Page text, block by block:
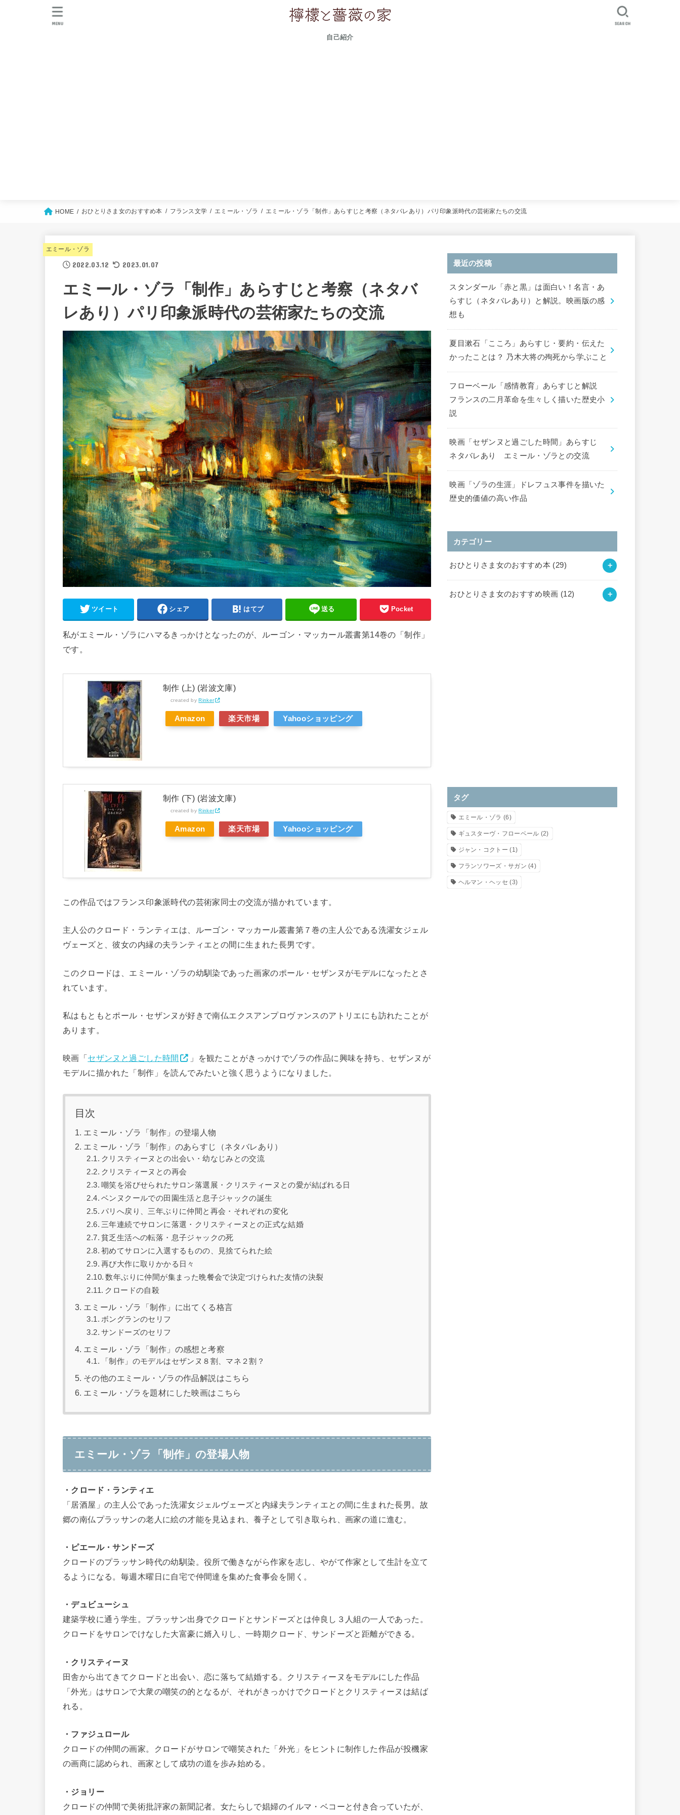
自己紹介
SEARCH
MENU
HOME おひとりさま女のおすすめ本 フランス文学 エミール・ゾラ エミール・ゾラ「制作」あらすじと考察（ネタバレあり）パリ印象派時代の芸術家たちの交流
エミール・ゾラ
2022.03.12 2023.01.07
エミール・ゾラ「制作」あらすじと考察（ネタバ
レあり）パリ印象派時代の芸術家たちの交流
ツイート シェア はてブ 送る Pocket
私がエミール・ゾラにハマるきっかけとなったのが、ルーゴン・マッカール叢書第14巻の「制作」
です。
制作 (上) (岩波文庫)
created by Rinker
Amazon 楽天市場 Yahooショッピング
制作 (下) (岩波文庫)
created byRinker
Amazon 楽天市場 Yahooショッピング
この作品ではフランス印象派時代の芸術家同士の交流が描かれています。
主人公のクロード・ランティエは、ルーゴン・マッカール叢書第７巻の主人公である洗濯女ジェル
ヴェーズと、彼女の内縁の夫ランティエとの間に生まれた長男です。
このクロードは、エミール・ゾラの幼馴染であった画家のポール・セザンヌがモデルになったとさ
れています。
私はもともとポール・セザンヌが好きで南仏エクスアンプロヴァンスのアトリエにも訪れたことが
あります。
映画「 セザンヌと過ごした時間
」を観たことがきっかけでゾラの作品に興味を持ち、セザンヌが
モデルに描かれた「制作」を読んでみたいと強く思うようになりました。
目次
エミール・ゾラ「制作」の登場人物
エミール・ゾラ「制作」のあらすじ（ネタバレあり）
クリスティーヌとの出会い・幼なじみとの交流
クリスティーヌとの再会
嘲笑を浴びせられたサロン落選展・クリスティーヌとの愛が結ばれる日
ベンヌクールでの田園生活と息子ジャックの誕生
パリへ戻り、三年ぶりに仲間と再会・それぞれの変化
三年連続でサロンに落選・クリスティーヌとの正式な結婚
貧乏生活への転落・息子ジャックの死
初めてサロンに入選するものの、見捨てられた絵
再び大作に取りかかる日々
数年ぶりに仲間が集まった晩餐会で決定づけられた友情の決裂
クロードの自殺
エミール・ゾラ「制作」に出てくる格言
ボングランのセリフ
サンドーズのセリフ
エミール・ゾラ「制作」の感想と考察
「制作」のモデルはセザンヌ８割、マネ２割？
その他のエミール・ゾラの作品解説はこちら
エミール・ゾラを題材にした映画はこちら
エミール・ゾラ「制作」の登場人物
・クロード・ランティエ
「居酒屋」の主人公であった洗濯女ジェルヴェーズと内縁夫ランティエとの間に生まれた長男。故
郷の南仏プラッサンの老人に絵の才能を見込まれ、養子として引き取られ、画家の道に進む。
・ピエール・サンドーズ
クロードのプラッサン時代の幼馴染。役所で働きながら作家を志し、やがて作家として生計を立て
るようになる。毎週木曜日に自宅で仲間達を集めた食事会を開く。
・デュビューシュ
建築学校に通う学生。プラッサン出身でクロードとサンドーズとは仲良し３人組の一人であった。
クロードをサロンでけなした大富豪に婿入りし、一時期クロード、サンドーズと距離ができる。
・クリスティーヌ
田舎から出てきてクロードと出会い、恋に落ちて結婚する。クリスティーヌをモデルにした作品
「外光」はサロンで大衆の嘲笑の的となるが、それがきっかけでクロードとクリスティーヌは結ば
れる。
・ファジュロール
クロードの仲間の画家。クロードがサロンで嘲笑された「外光」をヒントに制作した作品が投機家
の画商に認められ、画家として成功の道を歩み始める。
・ジョリー
クロードの仲間で美術批評家の新聞記者。女たらしで娼婦のイルマ・ベコーと付き合っていたが、
最近の投稿
スタンダール「赤と黒」は面白い！名言・あ
らすじ（ネタバレあり）と解説。映画版の感
想も
夏目漱石「こころ」あらすじ・要約・伝えた
かったことは？ 乃木大将の殉死から学ぶこと
フローベール「感情教育」あらすじと解説
フランスの二月革命を生々しく描いた歴史小
説
映画「セザンヌと過ごした時間」あらすじ
ネタバレあり エミール・ゾラとの交流
映画「ゾラの生涯」ドレフュス事件を描いた
歴史的価値の高い作品
カテゴリー
おひとりさま女のおすすめ本 (29)
おひとりさま女のおすすめ映画 (12)
タグ
エミール・ゾラ (6)
ギュスターヴ・フローベール (2)
ジャン・コクトー (1)
フランソワーズ・サガン (4)
ヘルマン・ヘッセ (3)